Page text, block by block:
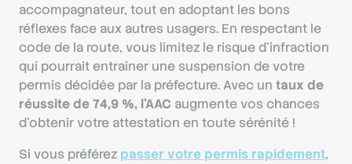
accompagnateur, tout en adoptant les bons
réflexes face aux autres usagers. En respectant le
code de la route, vous limitez le risque d’infraction
qui pourrait entraîner une suspension de votre
permis décidée par la préfecture. Avec un taux de
réussite de 74,9 %, l’AAC augmente vos chances
d’obtenir votre attestation en toute sérénité !
Si vous préférez passer votre permis rapidement,